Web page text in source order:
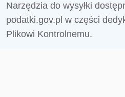
Narzędzia do wysyłki
podatki.gov.pl w części
Plikowi Kontrolnemu.